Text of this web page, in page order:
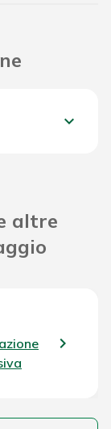
keyboard_arrow_down
altre